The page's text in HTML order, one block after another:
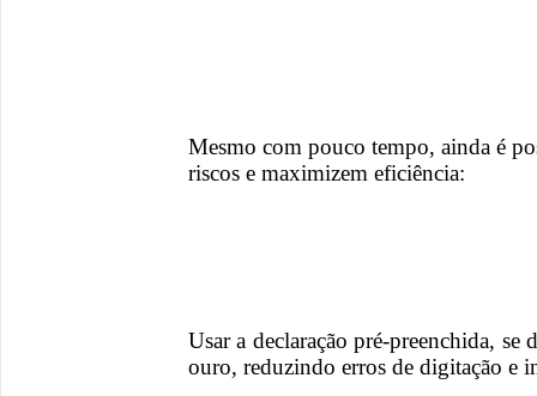
Mesmo com pouco tempo, ainda é
riscos e maximizem eficiência:
Usar a declaração pré-preenchida,
ouro, reduzindo erros de digitação e